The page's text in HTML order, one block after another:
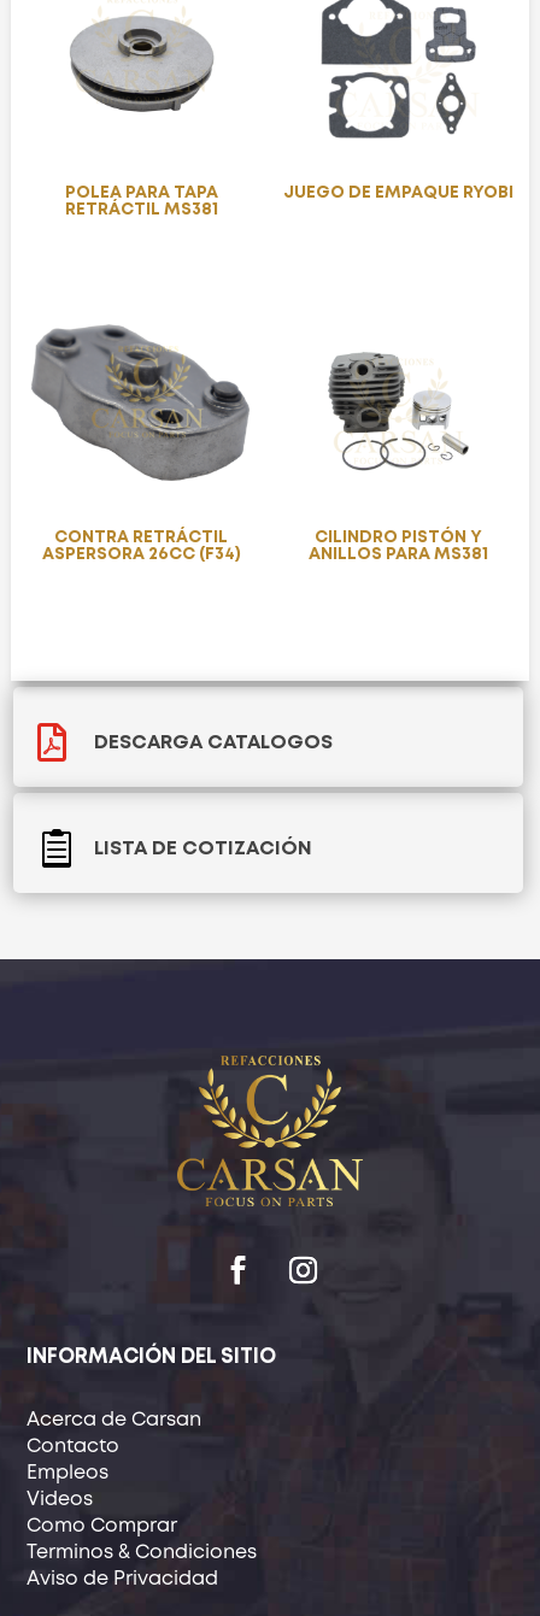
POLEA PARA TAPA
RETRÁCTIL MS381
JUEGO DE EMPAQUE RYOBI
CONTRA RETRÁCTIL
ASPERSORA 26CC (F34)
CILINDRO PISTÓN Y
ANILLOS PARA MS381
 DESCARGA CATALOGOS
 LISTA DE COTIZACIÓN
INFORMACIÓN DEL SITIO
Acerca de Carsan
Contacto
Empleos
Videos
Como Comprar
Terminos & Condiciones
Aviso de Privacidad